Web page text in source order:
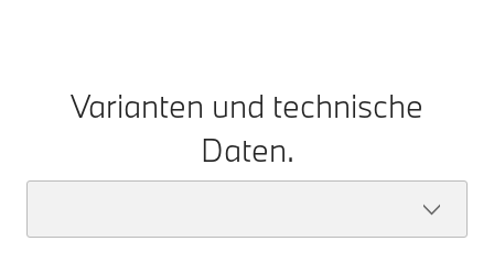
Varianten und technische
Daten.